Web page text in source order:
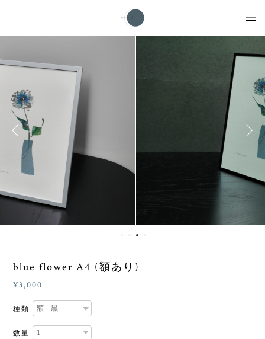
blue flower A4 (額あり)
¥3,000
種類
数量